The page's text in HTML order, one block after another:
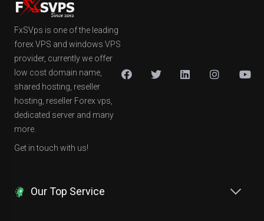
FxSVps is one of the leading
forex VPS and windows VPS
provider, currently we offer
low cost domain name,
shared hosting, reseller
hosting, reseller Forex vps,
dedicated server and many
more.
Get in touch with us!
Our Top Service